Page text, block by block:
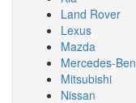
Land Rover
Lexus
Mazda
Mercedes-
Mitsubishi
Nissan